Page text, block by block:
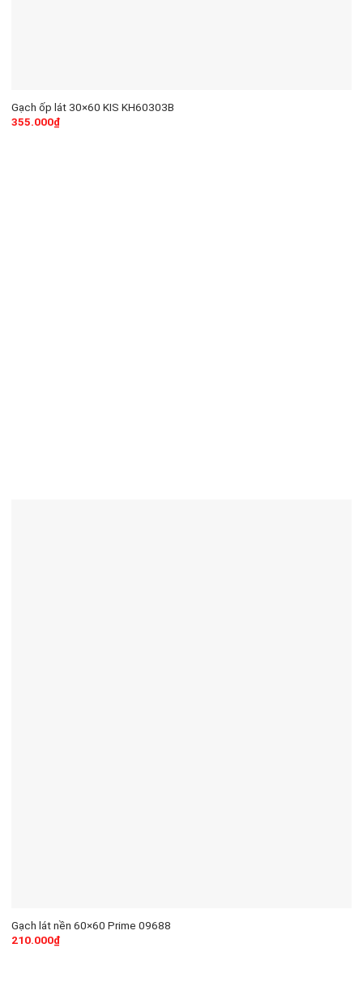
Gạch ốp lát 30×60 KIS KH60303B
355.000₫
Gạch lát nền 60×60 Prime 09688
210.000₫